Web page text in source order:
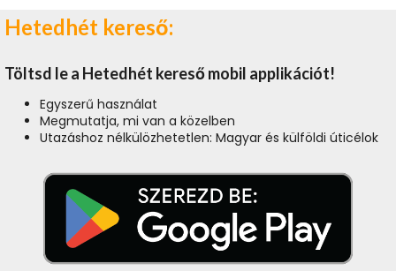
Hetedhét kereső:
Töltsd le a Hetedhét kereső mobil applikációt!
Egyszerű használat
Megmutatja, mi van a közelben
Utazáshoz nélkülözhetetlen: Magyar és külföldi úticélok